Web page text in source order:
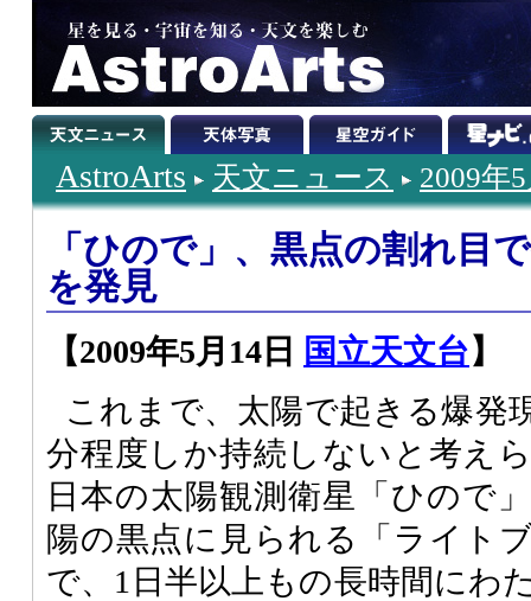
AstroArts 天文ニュース 2009年
「ひので」、黒点の割れ目
を発見
【2009年5月14日 国立天文台】
これまで、太陽で起きる爆発
分程度しか持続しないと考え
日本の太陽観測衛星「ひので
陽の黒点に見られる「ライト
で、1日半以上もの長時間にわ